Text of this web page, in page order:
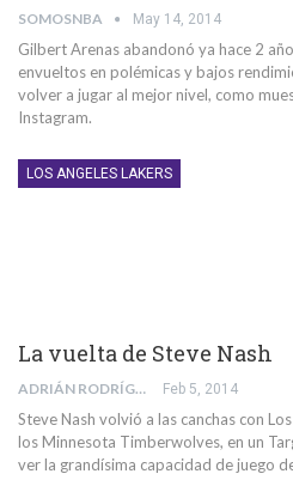
SOMOSNBA May 14, 2014
Gilbert Arenas abandonó ya hace 2
envueltos en polémicas y bajos
volver a jugar al mejor nivel, como
Instagram.
LOS ANGELES LAKERS
La vuelta de Steve Nash
ADRIÁN RODRÍGUEZ SÁNCHEZ Feb 5, 2014
Steve Nash volvió a las canchas con
los Minnesota Timberwolves, en un
ver la grandísima capacidad de juego